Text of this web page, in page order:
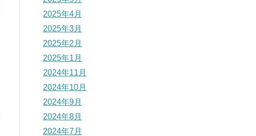
2025年4月
2025年3月
2025年2月
2025年1月
2024年11月
2024年10月
2024年9月
2024年8月
2024年7月